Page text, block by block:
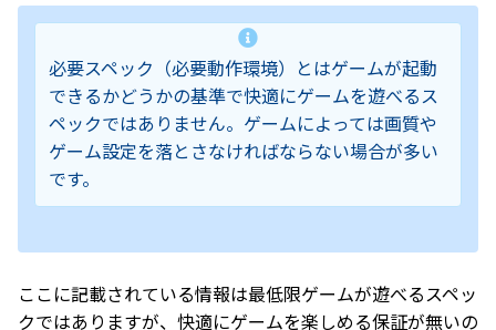
必要スペック（必要動作環境）とはゲームが起動
できるかどうかの基準で快適にゲームを遊べるス
ペックではありません。ゲームによっては画質や
ゲーム設定を落とさなければならない場合が多い
です。
ここに記載されている情報は最低限ゲームが遊べるスペッ
クではありますが、快適にゲームを楽しめる保証が無いの